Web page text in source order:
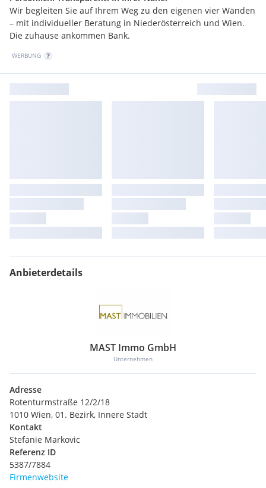
Wir begleiten Sie auf Ihrem Weg zu den eigenen vier Wänden
– mit individueller Beratung in Niederösterreich und Wien.
Die zuhause ankommen Bank.
WERBUNG
Anbieterdetails
MAST Immo GmbH
Unternehmen
Adresse
Rotenturmstraße 12/2/18
1010 Wien, 01. Bezirk, Innere Stadt
Kontakt
Stefanie Markovic
Referenz ID
5387/7884
Firmenwebsite